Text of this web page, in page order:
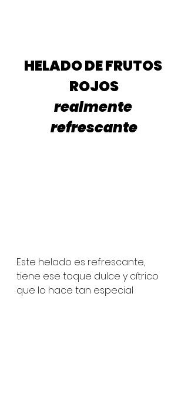
HELADO DE FRUTOS
ROJOS
realmente
refrescante
Este helado es refrescante,
tiene ese toque dulce y cítrico
que lo hace tan especial